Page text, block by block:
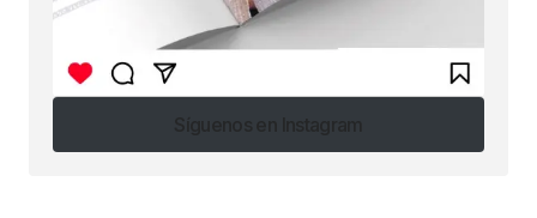
Síguenos en Instagram